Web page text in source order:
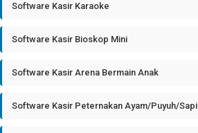
Software Kasir Karaoke
Software Kasir Bioskop Mini
Software Kasir Arena Bermain Anak
Software Kasir Peternakan Ayam/Puyuh/Sapi